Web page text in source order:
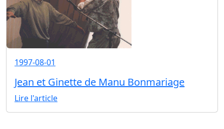
1997-08-01
Jean et Ginette de Manu Bonmariage
Lire l'article